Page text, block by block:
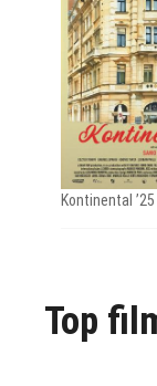
Kontinental ’25
Top